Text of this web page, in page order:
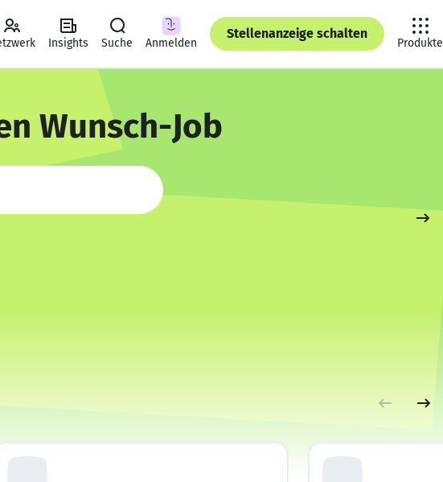
Insights Suche Anmelden
Stellenanzeige schalten
Produkte
Wunsch-Job